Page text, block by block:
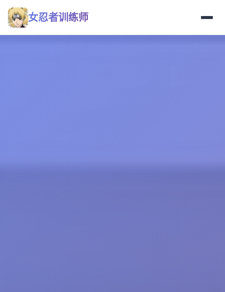
女忍者训练师